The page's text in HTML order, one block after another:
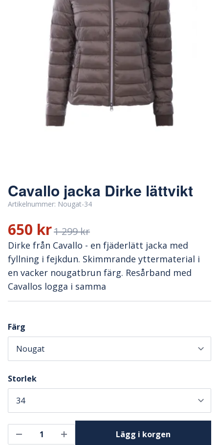
Cavallo jacka Dirke lättvikt
Artikelnummer: Nougat-34
650 kr1 299 kr
Dirke från Cavallo - en fjäderlätt jacka med
fyllning i fejkdun. Skimmrande yttermaterial i
en vacker nougatbrun färg. Resårband med
Cavallos logga i samma
Färg
Storlek
Lägg i korgen